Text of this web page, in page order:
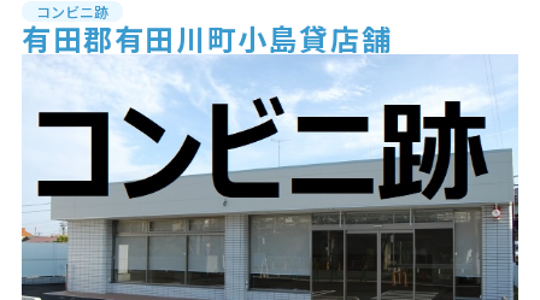
コンビニ跡
有田郡有田川町小島貸店舗